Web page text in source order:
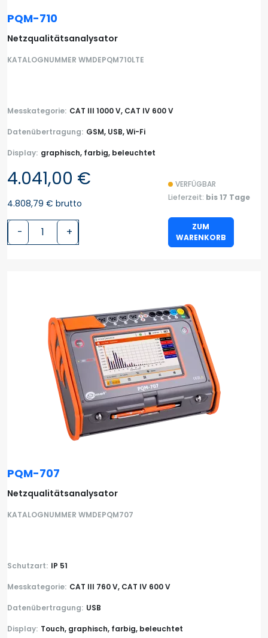
PQM-710
Netzqualitätsanalysator
KATALOGNUMMER WMDEPQM710LTE
Messkategorie: CAT III 1000 V, CAT IV 600 V
Datenübertragung: GSM, USB, Wi-Fi
Display: graphisch, farbig, beleuchtet
4.041,00 €
4.808,79 € brutto
- +
VERFÜGBAR
Lieferzeit: bis 17 Tage
ZUM
WARENKORB
PQM-707
Netzqualitätsanalysator
KATALOGNUMMER WMDEPQM707
Schutzart: IP 51
Messkategorie: CAT III 760 V, CAT IV 600 V
Datenübertragung: USB
Display: Touch, graphisch, farbig, beleuchtet